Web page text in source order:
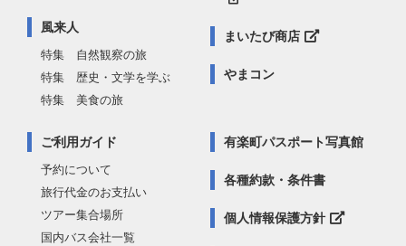
風来人
特集 自然観察の旅
特集 歴史・文学を学ぶ
特集 美食の旅
まいたび商店
やまコン
ご利用ガイド
予約について
旅行代金のお支払い
ツアー集合場所
国内バス会社一覧
有楽町パスポート写真館
各種約款・条件書
個人情報保護方針